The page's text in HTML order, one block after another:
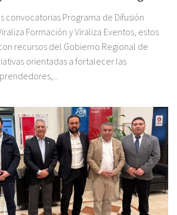
convocatorias Programa de Difusión
Formación y Viraliza Eventos, estos
recursos del Gobierno Regional de
orientadas a fortalecer las